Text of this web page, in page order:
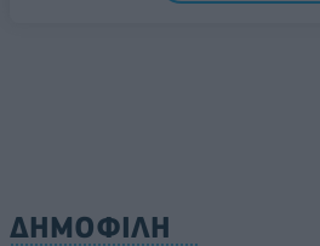
ΔΗΜΟΦΙΛΗ